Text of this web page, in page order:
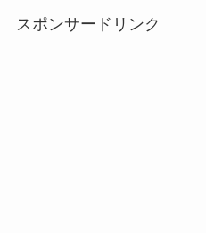
スポンサードリンク